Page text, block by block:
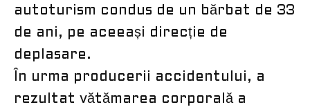
autoturism condus de un bărbat de 33
de ani, pe aceeași direcție de
deplasare.
În urma producerii accidentului, a
rezultat vătămarea corporală a